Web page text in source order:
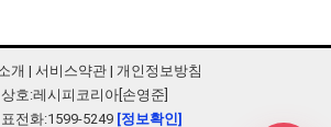
개 | 서비스약관| 개인정보방침
상호:레시피코리아[손영준]
전화:1599-5249 [정보확인]